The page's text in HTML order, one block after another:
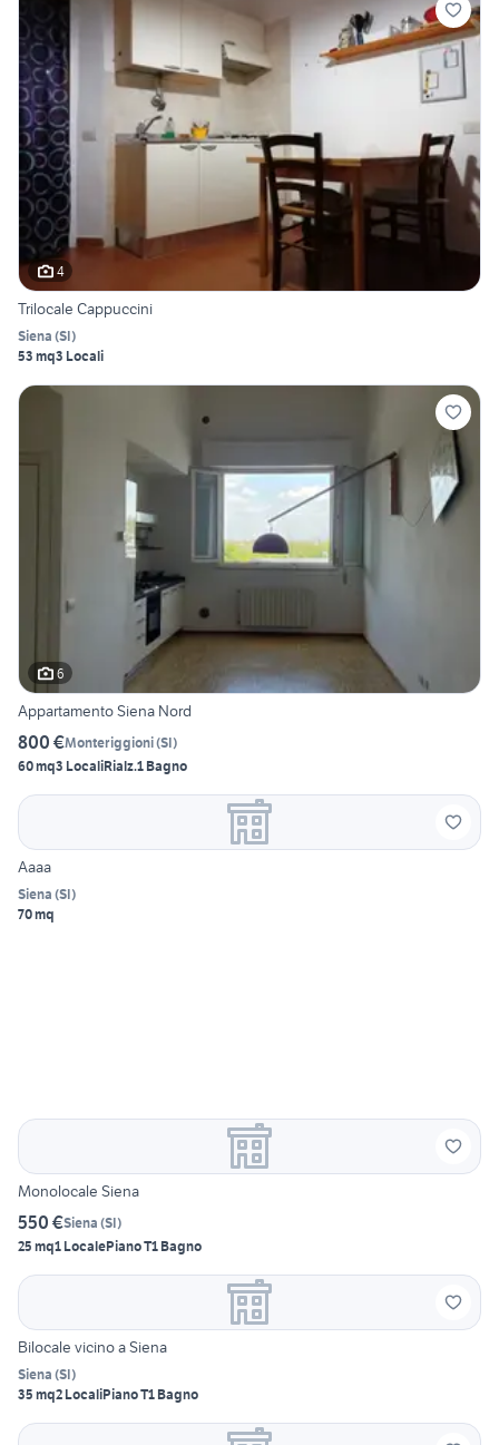
4
Trilocale Cappuccini
Siena (SI)
53 mq3 Locali
6
Appartamento Siena Nord
800 €Monteriggioni(SI)
60 mq3 LocaliRialz.1 Bagno
Aaaa
Siena (SI)
70 mq
Monolocale Siena
550 €Siena (SI)
25 mq1 LocalePiano T1 Bagno
Bilocale vicino a Siena
Siena (SI)
35 mq2 LocaliPiano T1 Bagno